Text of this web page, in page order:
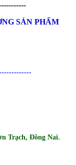
SẢN PHẨM
Trạch, Đồng Nai.